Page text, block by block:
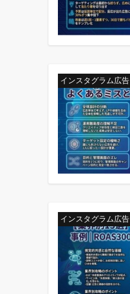
インスタグラム広告
インスタグラム広告